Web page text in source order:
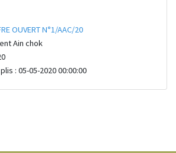
OUVERT N°1/AAC/20
Ain chok
: 05-05-2020 00:00:00